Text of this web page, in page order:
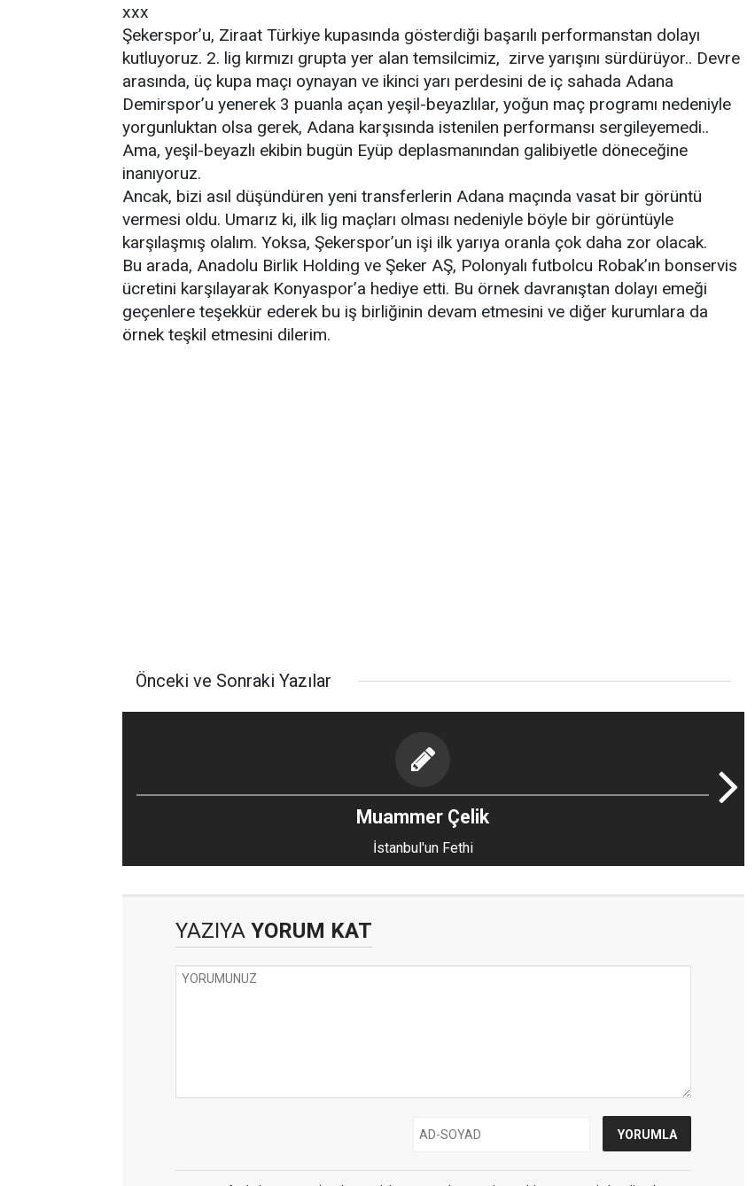
xxx
Şekerspor’u, Ziraat Türkiye kupasında gösterdiği başarılı performanstan dolayı
kutluyoruz. 2. lig kırmızı grupta yer alan temsilcimiz, zirve yarışını sürdürüyor.. Devre
arasında, üç kupa maçı oynayan ve ikinci yarı perdesini de iç sahada Adana
Demirspor’u yenerek 3 puanla açan yeşil-beyazlılar, yoğun maç programı nedeniyle
yorgunluktan olsa gerek, Adana karşısında istenilen performansı sergileyemedi..
Ama, yeşil-beyazlı ekibin bugün Eyüp deplasmanından galibiyetle döneceğine
inanıyoruz.
Ancak, bizi asıl düşündüren yeni transferlerin Adana maçında vasat bir görüntü
vermesi oldu. Umarız ki, ilk lig maçları olması nedeniyle böyle bir görüntüyle
karşılaşmış olalım. Yoksa, Şekerspor’un işi ilk yarıya oranla çok daha zor olacak.
Bu arada, Anadolu Birlik Holding ve Şeker AŞ, Polonyalı futbolcu Robak’ın bonservis
ücretini karşılayarak Konyaspor’a hediye etti. Bu örnek davranıştan dolayı emeği
geçenlere teşekkür ederek bu iş birliğinin devam etmesini ve diğer kurumlara da
örnek teşkil etmesini dilerim.
Önceki ve Sonraki Yazılar
Muammer Çelik
İstanbul'un Fethi
YAZIYA YORUM KAT